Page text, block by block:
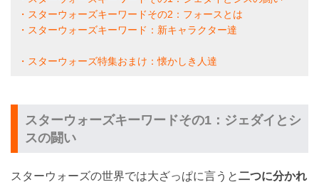
・スターウォーズキーワードその2：フォースとは
・スターウォーズキーワード：新キャラクター達
・スターウォーズ特集おまけ：懐かしき人達
スターウォーズキーワードその1：ジェダイとシ
スの闘い
スターウォーズの世界では大ざっぱに言うと二つに分かれ